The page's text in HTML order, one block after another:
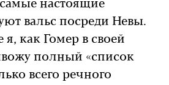
настоящие
вальс посреди Невы.
как Гомер в своей
полный «список
всего речного